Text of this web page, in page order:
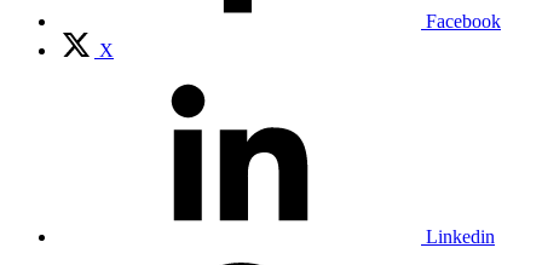
Facebook
X
Linkedin